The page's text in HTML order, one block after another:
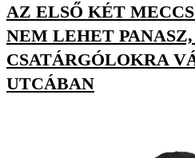
AZ ELSŐ KÉT
NEM LEHET
CSATÁRGÓLOKRA
UTCÁBAN